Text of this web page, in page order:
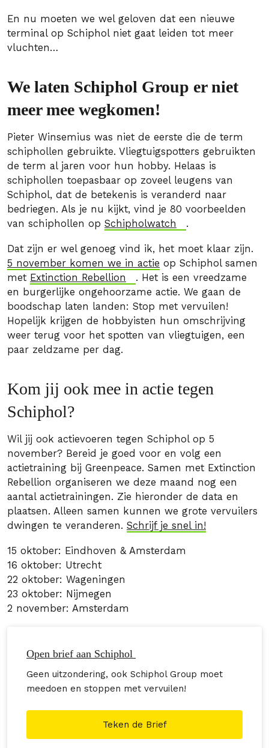
En nu moeten we wel geloven dat een nieuwe
terminal op Schiphol niet gaat leiden tot meer
vluchten…
We laten Schiphol Group er niet
meer mee wegkomen!
Pieter Winsemius was niet de eerste die de term
schiphollen gebruikte. Vliegtuigspotters gebruikten
de term al jaren voor hun hobby. Helaas is
schiphollen toepasbaar op zoveel leugens van
Schiphol, dat de betekenis is veranderd naar
bedriegen. Als je nu kijkt, vind je 80 voorbeelden
van schiphollen op Schipholwatch .
Dat zijn er wel genoeg vind ik, het moet klaar zijn.
5 november komen we in actie op Schiphol samen
met Extinction Rebellion
. Het is een vreedzame
en burgerlijke ongehoorzame actie. We gaan de
boodschap laten landen: Stop met vervuilen!
Hopelijk krijgen de hobbyisten hun omschrijving
weer terug voor het spotten van vliegtuigen, een
paar zeldzame per dag.
Kom jij ook mee in actie tegen
Schiphol?
Wil jij ook actievoeren tegen Schiphol op 5
november? Bereid je goed voor en volg een
actietraining bij Greenpeace. Samen met Extinction
Rebellion organiseren we deze maand nog een
aantal actietrainingen. Zie hieronder de data en
plaatsen. Alleen samen kunnen we grote vervuilers
dwingen te veranderen. Schrijf je snel in!
15 oktober: Eindhoven & Amsterdam
16 oktober: Utrecht
22 oktober: Wageningen
23 oktober: Nijmegen
2 november: Amsterdam
Open brief aan Schiphol
Geen uitzondering, ook Schiphol Group moet
meedoen en stoppen met vervuilen!
Teken de Brief